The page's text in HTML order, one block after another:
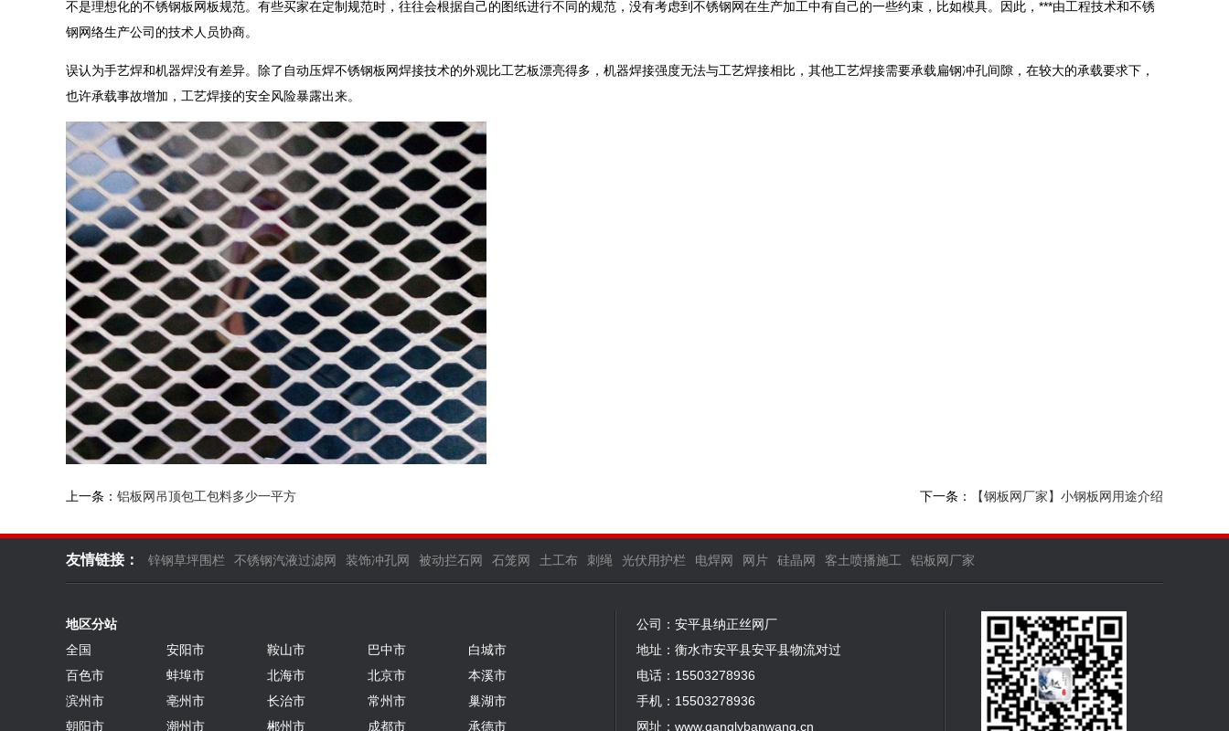
不是理想化的不锈钢板网板规范。有些买家在定制规范时，往往会根据自己的图纸进行不同的规范，没有考虑到不锈钢网在生产加工中有自己的一些约束，比如模具。因此，***由工程技术和不锈
钢网络生产公司的技术人员协商。
误认为手艺焊和机器焊没有差异。除了自动压焊不锈钢板网焊接技术的外观比工艺板漂亮得多，机器焊接强度无法与工艺焊接相比，其他工艺焊接需要承载扁钢冲孔间隙，在较大的承载要求下，
也许承载事故增加，工艺焊接的安全风险暴露出来。
上一条： 铝板网吊顶包工包料多少一平方 下一条： 【钢板网厂家】小钢板网用途介绍
友情链接： 锌钢草坪围栏 不锈钢汽液过滤网 装饰冲孔网 被动拦石网 石笼网 土工布 刺绳 光伏用护栏 电焊网 网片 硅晶网 客土喷播施工 铝板网厂家
地区分站
全国
安阳市 鞍山市 巴中市
白城市
百色市
蚌埠市 北海市 北京市
本溪市
滨州市
亳州市 长治市 常州市
巢湖市
朝阳市
潮州市 郴州市 成都市 承德市
公司：安平县纳正丝网厂
地址：衡水市安平县安平县物流对过
电话：15503278936
手机：15503278936
网址：www.ganglvbanwang.cn